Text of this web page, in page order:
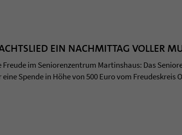
EIN NACHMITTAG VOLLER
im Seniorenzentrum Martinshaus: Das
Spende in Höhe von 500 Euro vom Freudeskreis